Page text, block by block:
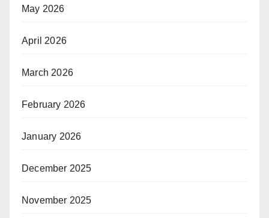
May 2026
April 2026
March 2026
February 2026
January 2026
December 2025
November 2025